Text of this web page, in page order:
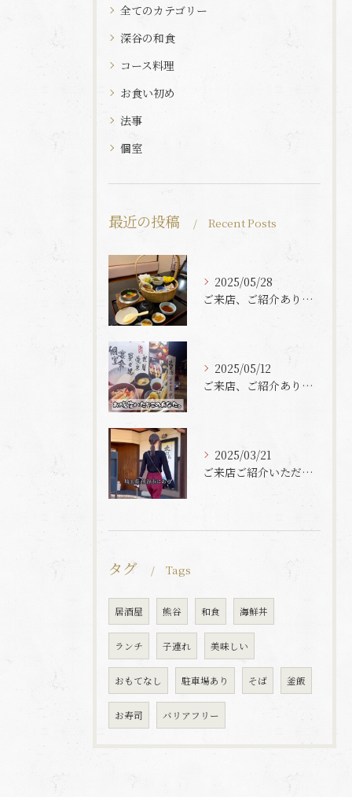
全てのカテゴリー
深谷の和食
コース料理
お食い初め
法事
個室
最近の投稿 Recent Posts
2025/05/28
ご来店、ご紹介ありがとうございます✨
2025/05/12
ご来店、ご紹介ありがとうございます✨
2025/03/21
ご来店ご紹介いただきありがとうございます😊
タグ Tags
居酒屋 熊谷 和食 海鮮丼
ランチ 子連れ 美味しい
おもてなし 駐車場あり そば 釜飯
お寿司 バリアフリー